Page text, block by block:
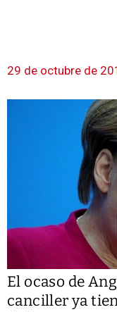
29 de octubre de
El ocaso de
canciller ya